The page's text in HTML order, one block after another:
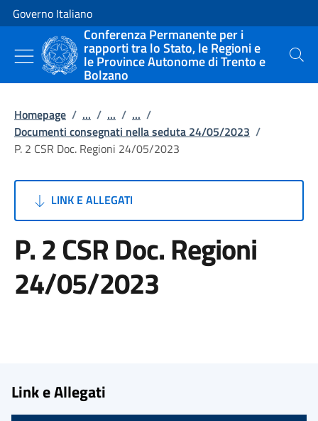
Vai al contenuto
Vai alla navigazione del sito
Governo Italiano
Conferenza Permanente per i
rapporti tra lo Stato, le Regioni e
le Province Autonome di Trento e
Bolzano
Cerca
Homepage / ... / ... / ... /
Documenti consegnati nella seduta 24/05/2023 /
P. 2 CSR Doc. Regioni 24/05/2023
LINK E ALLEGATI
P. 2 CSR Doc. Regioni
24/05/2023
Link e Allegati